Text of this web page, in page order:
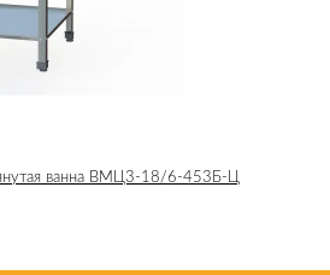
ванна ВМЦ3-18/6-453Б-Ц